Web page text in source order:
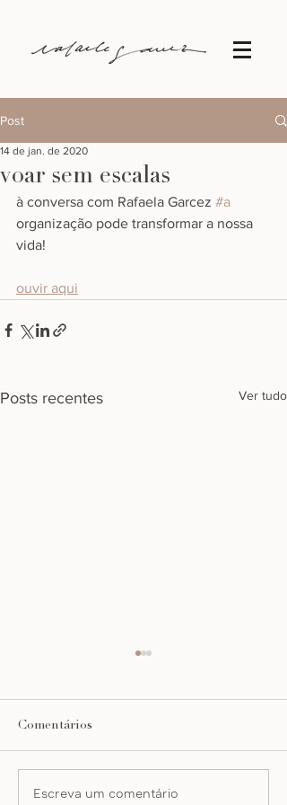
Post
voar sem escalas
14 de jan. de 2020
à conversa com Rafaela Garcez #a
organização pode transformar a nossa
vida!
ouvir aqui
Posts recentes Ver tudo
Comentários
Escreva um comentário